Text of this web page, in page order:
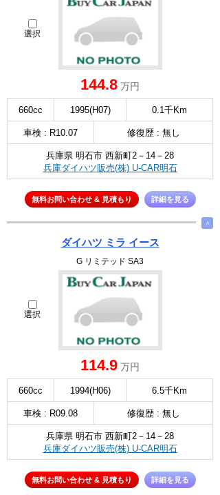
選択
144.8 万円
660cc 1995(H07) 0.1千Km
車検 : R10.07 修復歴 : 無し
兵庫県 明石市 西新町2－14－28
兵庫ダイハツ販売(株) U-CAR明石
無料お問い合わせ & 見積もり 詳細を見る
∧
ダイハツ ミラ イース
G リミテッド SA3
選択
114.9 万円
660cc 1994(H06) 6.5千Km
車検 : R09.08 修復歴 : 無し
兵庫県 明石市 西新町2－14－28
兵庫ダイハツ販売(株) U-CAR明石
無料お問い合わせ & 見積もり 詳細を見る